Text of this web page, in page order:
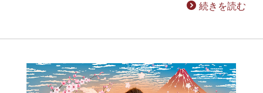
続きを読む